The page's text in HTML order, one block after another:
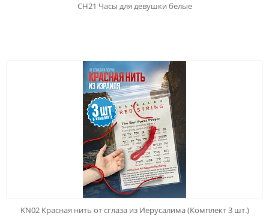
CH21 Часы для девушки белые
KN02 Красная нить от сглаза из Иерусалима (Комплект 3 шт.)